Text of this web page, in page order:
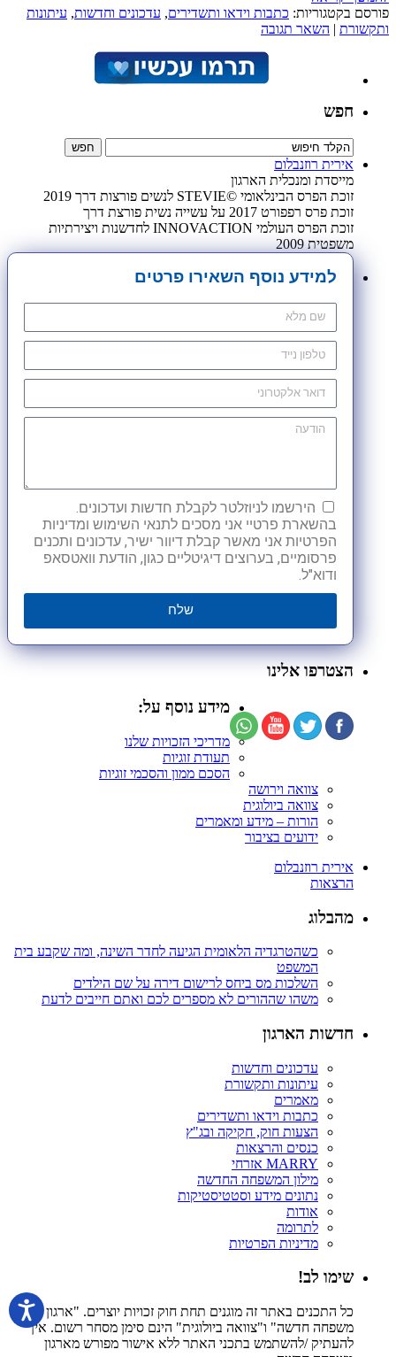
פורסם בקטגוריות: כתבות וידאו ותשדירים, עדכונים וחדשות, עיתונות
ותקשורת | השאר תגובה
חפש
אירית רוזנבלום
מייסדת ומנכלית הארגון
זוכת הפרס הבינלאומי ©STEVIE לנשים פורצות דרך 2019
זוכת פרס רפפורט 2017 על עשייה נשית פורצת דרך
זוכת הפרס העולמי INNOVACTION לחדשנות ויצירתיות
משפטית 2009
למידע נוסף השאירו פרטים
הירשמו לניוזלטר לקבלת חדשות ועדכונים.
בהשארת פרטיי אני מסכים לתנאי השימוש ומדיניות
הפרטיות אני מאשר קבלת דיוור ישיר, עדכונים ותכנים
פרסומיים, בערוצים דיגיטליים כגון, הודעת וואטסאפ
ודוא"ל.
שלח
הצטרפו אלינו
מידע נוסף על:
מדריכי הזכויות שלנו
תעודת זוגיות
הסכם ממון והסכמי זוגיות
צוואה וירושה
צוואה ביולוגית
הורות – מידע ומאמרים
ידועים בציבור
אירית רוזנבלום
הרצאות
מהבלוג
כשהטרגדיה הלאומית הגיעה לחדר השינה, ומה שקבע בית
המשפט
השלכות מס ביחס לרישום דירה על שם הילדים
משהו שההורים לא מספרים לכם ואתם חייבים לדעת
חדשות הארגון
עדכונים וחדשות
עיתונות ותקשורת
מאמרים
כתבות וידאו ותשדירים
הצעות חוק, חקיקה ובג"ץ
כנסים והרצאות
MARRY אזרחי
מילון המשפחה החדשה
נתונים מידע וסטטיסטיקות
אודות
לתרומה
מדיניות הפרטיות
שימו לב!
כל התכנים באתר זה מוגנים תחת חוק זכויות יוצרים. "ארגון
משפחה חדשה" ו"צוואה ביולוגית" הינם סימן מסחר רשום. אין
להעתיק /להשתמש בתכני האתר ללא אישור מפורש מארגון